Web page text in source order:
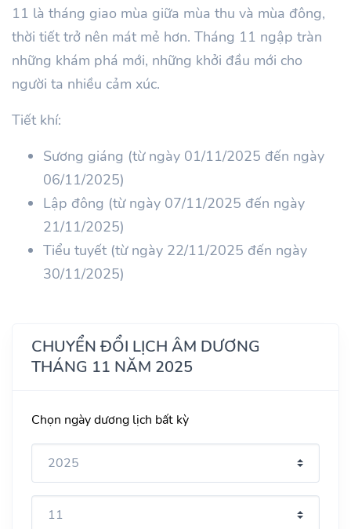
11 là tháng giao mùa giữa mùa thu và mùa đông,
thời tiết trở nên mát mẻ hơn. Tháng 11 ngập tràn
những khám phá mới, những khởi đầu mới cho
người ta nhiều cảm xúc.
Tiết khí:
Sương giáng (từ ngày 01/11/2025 đến ngày
06/11/2025)
Lập đông (từ ngày 07/11/2025 đến ngày
21/11/2025)
Tiểu tuyết (từ ngày 22/11/2025 đến ngày
30/11/2025)
CHUYỂN ĐỔI LỊCH ÂM DƯƠNG
THÁNG 11 NĂM 2025
Chọn ngày dương lịch bất kỳ